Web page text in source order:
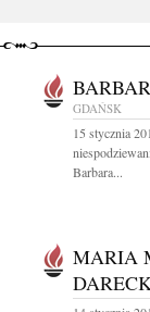
GDAŃSK
15 stycznia
Barbara...
MARIA